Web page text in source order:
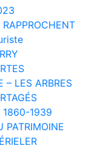
LES ARBRES
1860-1939
PATRIMOINE